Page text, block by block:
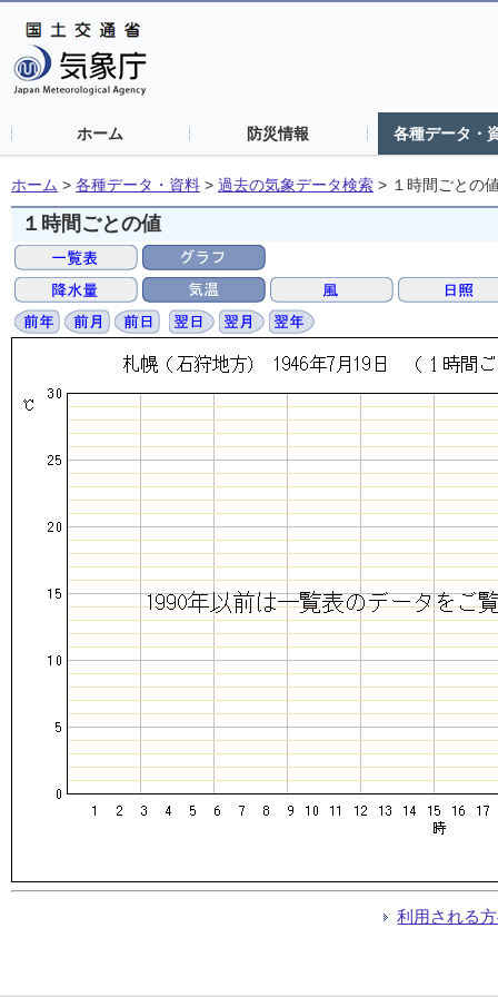
ホーム 防災情報 各種データ・
ホーム > 各種データ・資料 > 過去の気象データ検索 > １時間ごとの
１時間ごとの値
利用される